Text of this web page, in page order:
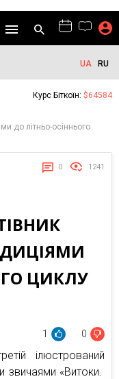
UA RU
Курс Біткоїн: $64584
до літньо-осіннього
0 1241
ЦИКЛУ
1 0
ілюстрований
звичаями «Витоки.